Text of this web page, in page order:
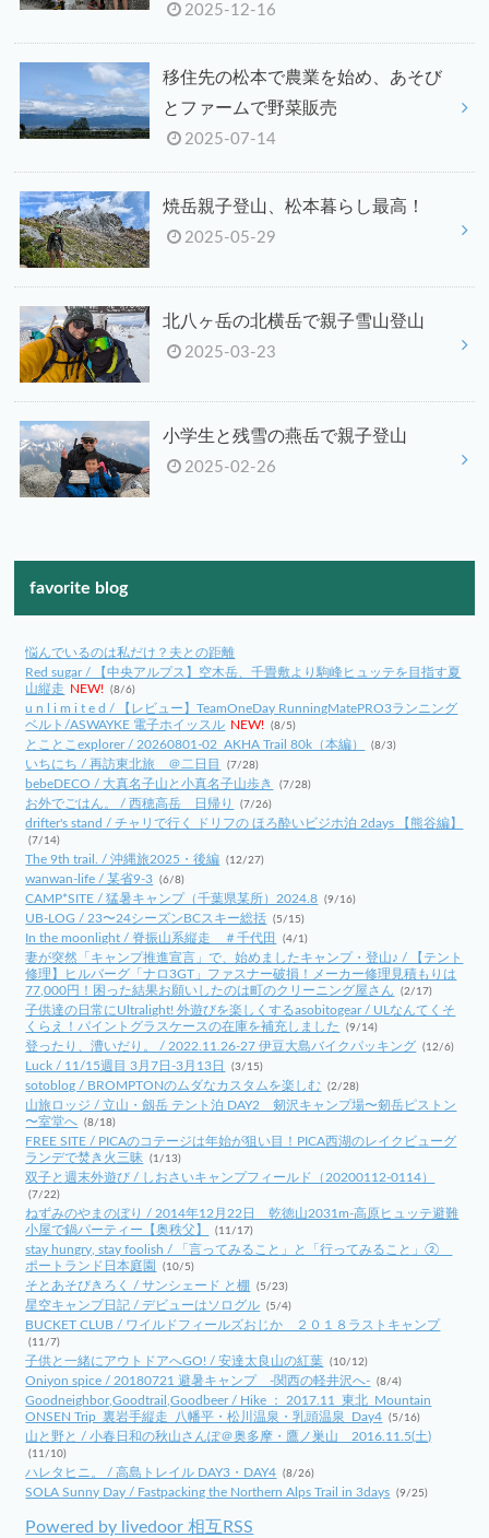
2025-12-16
移住先の松本で農業を始め、あそび
とファームで野菜販売
2025-07-14
焼岳親子登山、松本暮らし最高！
2025-05-29
北八ヶ岳の北横岳で親子雪山登山
2025-03-23
小学生と残雪の燕岳で親子登山
2025-02-26
favorite blog
悩んでいるのは私だけ？夫との距離
Red sugar / 【中央アルプス】空木岳、千畳敷より駒峰ヒュッテを目指す夏
山縦走 NEW! (8/6)
u n l i m i t e d / 【レビュー】TeamOneDay RunningMatePRO3ランニング
ベルト/ASWAYKE 電子ホイッスル NEW! (8/5)
とことこexplorer / 20260801-02_AKHA Trail 80k（本編） (8/3)
いちにち / 再訪東北旅 ＠二日目 (7/28)
bebeDECO / 大真名子山と小真名子山歩き (7/28)
お外でごはん。 / 西穂高岳 日帰り (7/26)
drifter's stand / チャリで行く ドリフの ほろ酔いビジホ泊 2days 【熊谷編】
(7/14)
The 9th trail. / 沖縄旅2025・後編 (12/27)
wanwan-life / 某省9-3 (6/8)
CAMP*SITE / 猛暑キャンプ（千葉県某所）2024.8 (9/16)
UB-LOG / 23〜24シーズンBCスキー総括 (5/15)
In the moonlight / 脊振山系縦走 ＃千代田 (4/1)
妻が突然「キャンプ推進宣言」で、始めましたキャンプ・登山♪ / 【テント
修理】ヒルバーグ「ナロ3GT」ファスナー破損！メーカー修理見積もりは
77,000円！困った結果お願いしたのは町のクリーニング屋さん
(2/17)
子供達の日常にUltralight! 外遊びを楽しくするasobitogear / ULなんてくそ
くらえ！パイントグラスケースの在庫を補充しました
(9/14)
登ったり、漕いだり。 / 2022.11.26-27 伊豆大島バイクパッキング (12/6)
Luck / 11/15週目 3月7日-3月13日 (3/15)
sotoblog / BROMPTONのムダなカスタムを楽しむ (2/28)
山旅ロッジ / 立山・劔岳 テント泊 DAY2 剱沢キャンプ場〜剱岳ピストン
〜室堂へ (8/18)
FREE SITE / PICAのコテージは年始が狙い目！PICA西湖のレイクビューグ
ランデで焚き火三昧
(1/13)
双子と週末外遊び / しおさいキャンプフィールド（20200112-0114）
(7/22)
ねずみのやまのぼり / 2014年12月22日 乾徳山2031m-高原ヒュッテ避難
小屋で鍋パーティー【奥秩父】
(11/17)
stay hungry, stay foolish / 「言ってみること」と「行ってみること」②
ポートランド日本庭園
(10/5)
そとあそびきろく / サンシェード と棚 (5/23)
星空キャンプ日記 / デビューはソログル (5/4)
BUCKET CLUB / ワイルドフィールズおじか ２０１８ラストキャンプ
(11/7)
子供と一緒にアウトドアへGO! / 安達太良山の紅葉 (10/12)
Oniyon spice / 20180721 避暑キャンプ -関西の軽井沢へ- (8/4)
Goodneighbor,Goodtrail,Goodbeer / Hike ： 2017.11_東北_Mountain
ONSEN Trip_裏岩手縦走_八幡平・松川温泉・乳頭温泉_Day4 (5/16)
山と野と / 小春日和の秋山さんぽ＠奥多摩・鷹ノ巣山 2016.11.5(土)
(11/10)
ハレタヒニ。 / 高島トレイル DAY3・DAY4 (8/26)
SOLA Sunny Day / Fastpacking the Northern Alps Trail in 3days (9/25)
Powered by livedoor 相互RSS